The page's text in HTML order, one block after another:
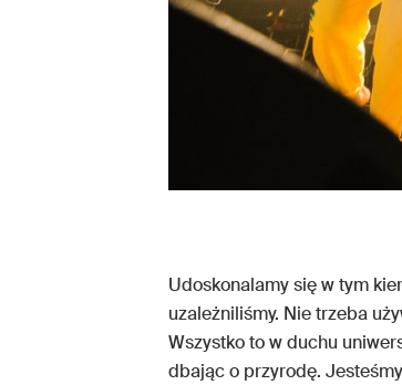
Udoskonalamy się w tym
uzależniliśmy. Nie trzeba
Wszystko to w duchu
dbając o przyrodę.